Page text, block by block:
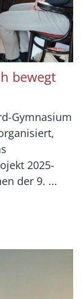
bewegt
Gymnasium
2025-
der 9. ...